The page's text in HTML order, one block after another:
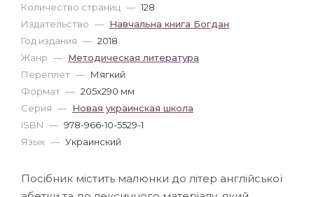
Количество страниц — 128
Издательство — Навчальна книга Богдан
Год издания — 2018
Жанр — Методическая литература
Переплет — Мягкий
Формат — 205x290 мм
Серия — Новая украинская школа
ISBN — 978-966-10-5529-1
Язык — Украинский
Посібник містить малюнки до літер англійської